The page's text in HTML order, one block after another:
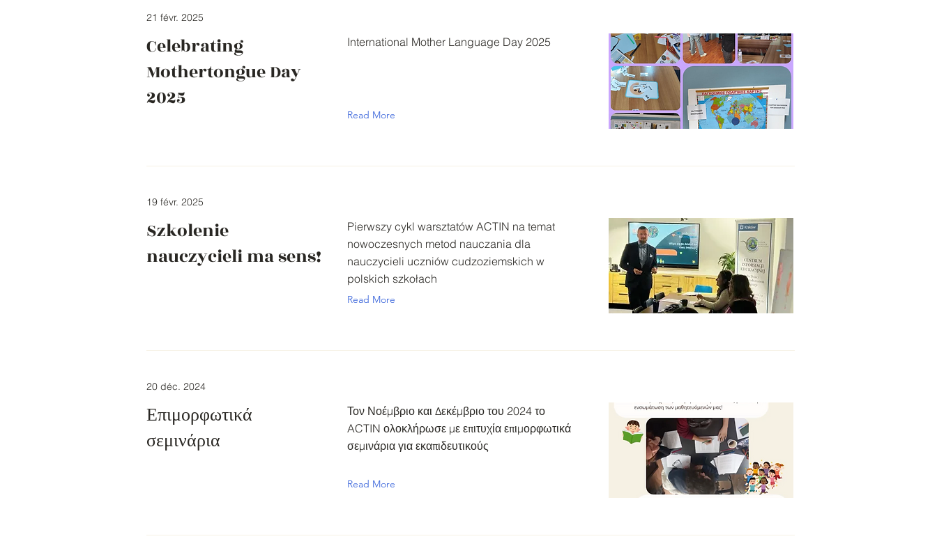
21 févr. 2025
Celebrating
Mothertongue Day
2025
International Mother Language Day 2025
Read More
19 févr. 2025
Szkolenie
nauczycieli ma sens!
Pierwszy cykl warsztatów ACTIN na temat
nowoczesnych metod nauczania dla
nauczycieli uczniów cudzoziemskich w
polskich szkołach
Read More
20 déc. 2024
Επιμορφωτικά
σεμινάρια
Τον Νοέμβριο και Δεκέμβριο του 2024 το
ACTIN ολοκλήρωσε με επιτυχία επιμορφωτικά
σεμινάρια για εκαπιδευτικούς
Read More